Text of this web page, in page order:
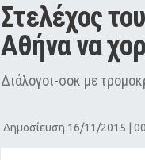
Agenda
Στελέχος
Αθήνα να
Διάλογοι-σοκ με
Δημοσίευση 16/11/2015 |